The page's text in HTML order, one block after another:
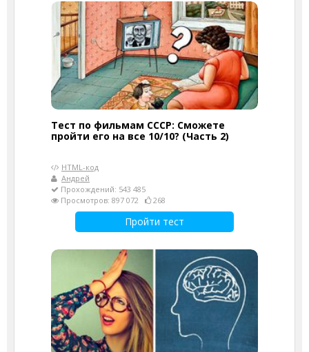
Тест по фильмам СССР: Сможете
пройти его на все 10/10? (Часть 2)
HTML-код
Андрей
Прохождений: 543 485
Просмотров: 897 072
268
Пройти тест